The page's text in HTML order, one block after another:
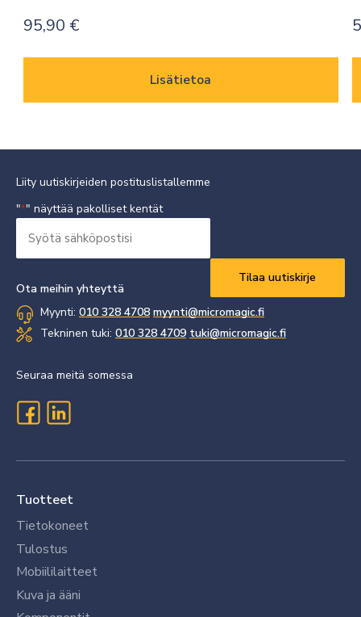
95,90 €
Lisätietoa
Liity uutiskirjeiden postituslistallemme
"*" näyttää pakolliset kentät
sähköpostisi
Ota meihin yhteyttä
Myynti: 010 328 4708 myynti@micromagic.fi
Tekninen tuki: 010 328 4709 tuki@micromagic.fi
Seuraa meitä somessa
Tuotteet
Tietokoneet
Tulostus
Mobiililaitteet
Kuva ja ääni